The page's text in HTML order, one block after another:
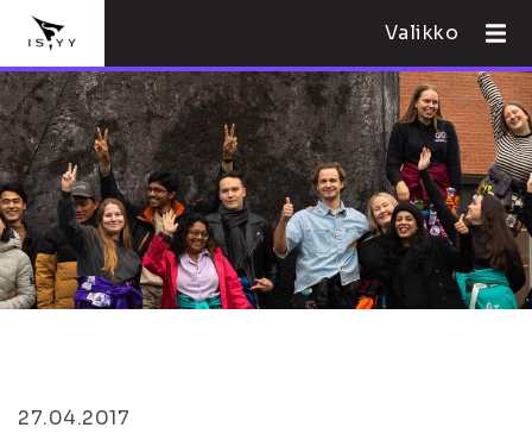
Valikko
27.04.2017